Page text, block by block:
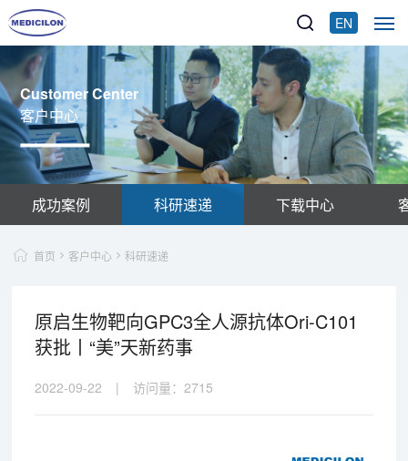
EN
Customer Center
客户中心
成功案例 科研速递 下载中心
首页 客户中心 科研速递
原启生物靶向GPC3全人源抗体Ori-C101
获批丨“美”天新药事
2022-09-22 | 访问量： 2715